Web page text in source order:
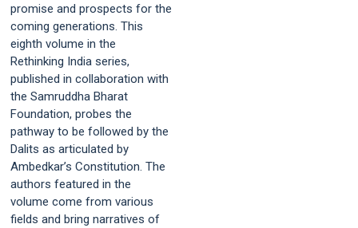
promise and prospects for the
coming generations. This
eighth volume in the
Rethinking India series,
published in collaboration with
the Samruddha Bharat
Foundation, probes the
pathway to be followed by the
Dalits as articulated by
Ambedkar’s Constitution. The
authors featured in the
volume come from various
fields and bring narratives of